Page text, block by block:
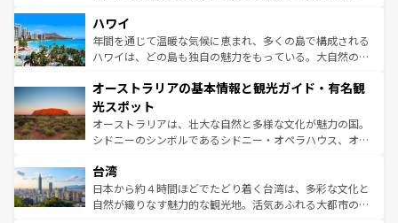
着のスイス情報は
のような巨大都市は、観光、ショッピング、エンターテイ
ンメントが詰まった刺激的なスポットだ。一方、アメリカ
西部には大自然が広がり、グランドキャニオンやイエロー
部のニューオーリンズでは、音楽と美食が融合した独特の
文化が魅力。旅行者はアメリカの各地域で異なる魅力を楽
しみながら、その多様性と豊かな歴史を感じることができ
るだろう。車でのロードトリップや列車の旅も、アメリカ
情報は
ハワイ
年間を通じて温暖な気候に恵まれ、多くの島で構成される
ハワイは、どの島も独自の魅力をもっている。大自然の神
ワイ島は見逃せない。また、定番の観光地といえばオアフ
島だが、静かな自然を求めるならマウイ島やカウアイ島が
おすすめ。エメラルドグリーンに輝く海をはじめ、豊かな
文化や歴史が息づいている。「アロハスピリット」と呼ば
人々、おいしいローカルフードやハワイアンミュージッ
ク、伝統的なフラダンスなど、すべてがハワイの魅力を彩
っている。訪れるたびに新しい発見と感動が待っているハ
オーストラリアの基本情報と観光ガイド・有名観
光スポット
オーストラリアは、壮大な自然と多様な文化が魅力の国。
シドニーのシンボルであるシドニー・オペラハウス、オー
リアリーフや大陸中央部にそびえるウルル（エアーズロッ
ク）、タスマニアの美しい原生林やケアンズの熱帯雨林な
ど、見どころがたくさん。また、カフェやワイン、オージ
台湾
日本から約４時間ほどでたどり着く台湾は、多彩な文化と
自然が織りなす魅力的な観光地。活気あふれる大都市の台